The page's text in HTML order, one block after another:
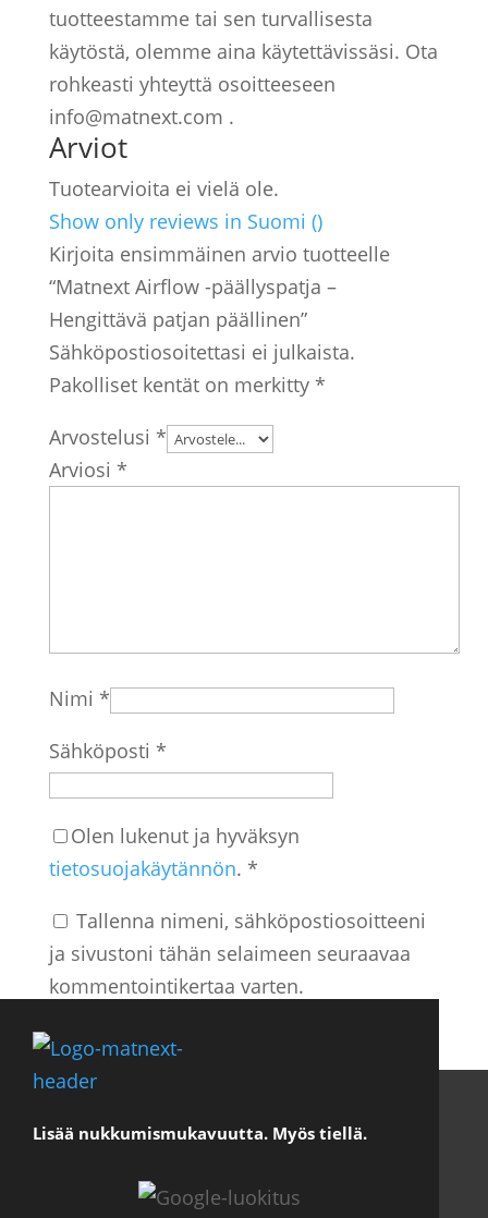
tuotteestamme tai sen turvallisesta
käytöstä, olemme aina käytettävissäsi. Ota
rohkeasti yhteyttä osoitteeseen
info@matnext.com .
Arviot
Tuotearvioita ei vielä ole.
Show only reviews in Suomi ()
Kirjoita ensimmäinen arvio tuotteelle
“Matnext Airflow -päällyspatja –
Hengittävä patjan päällinen”
Sähköpostiosoitettasi ei julkaista.
Pakolliset kentät on merkitty *
Arvostelusi *
Arviosi *
Nimi *
Sähköposti *
Olen lukenut ja hyväksyn
tietosuojakäytännön. *
Tallenna nimeni, sähköpostiosoitteeni
ja sivustoni tähän selaimeen seuraavaa
kommentointikertaa varten.
Lisää nukkumismukavuutta. Myös tiellä.